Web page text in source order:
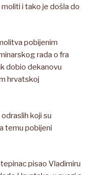
i tako je došla do
pobijenim
rada o fra
dobio dekanovu
hrvatskoj
koji su
temu pobijeni
pisao Vladimiru